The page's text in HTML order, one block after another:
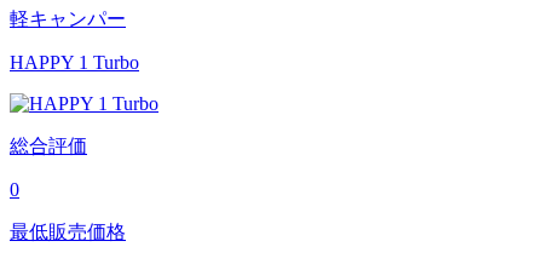
軽キャンパー
HAPPY 1 Turbo
総合評価
0
最低販売価格